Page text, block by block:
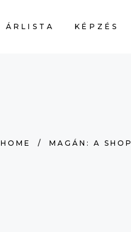
ÁRLISTA KÉPZÉS
HOME / MAGÁN: A SHOP